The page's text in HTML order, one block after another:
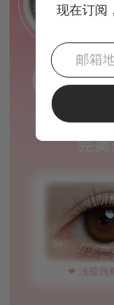
现在订阅